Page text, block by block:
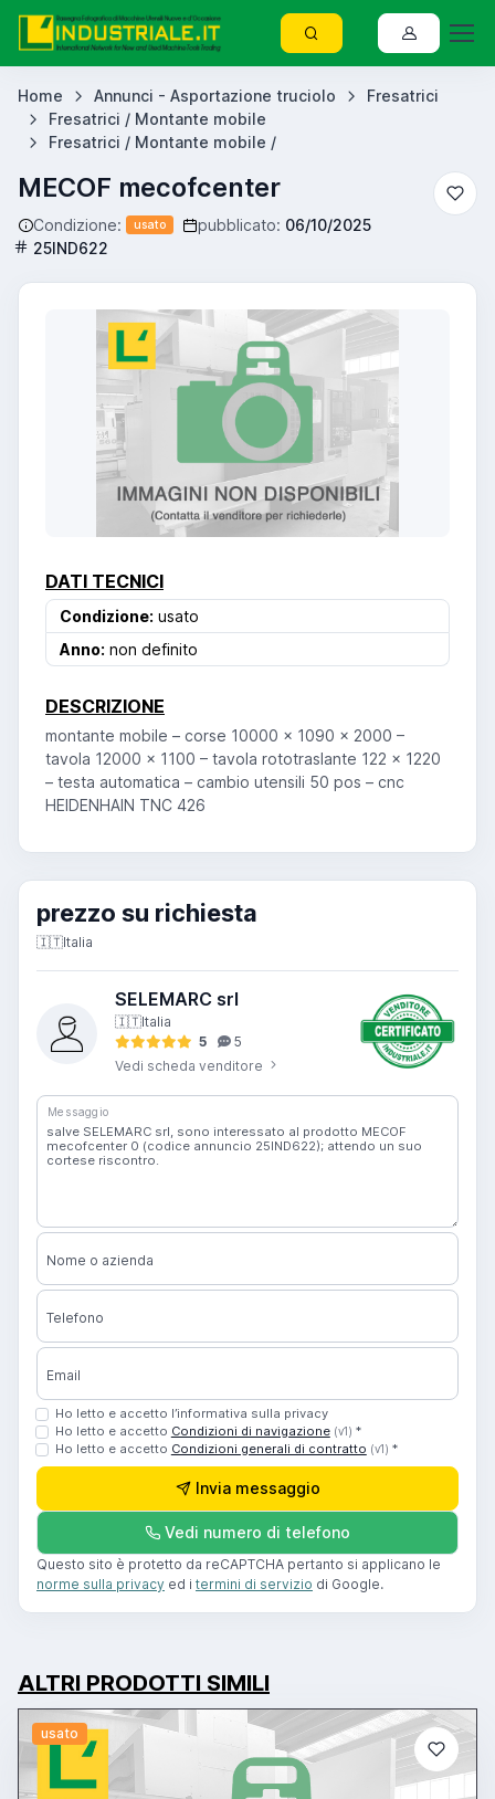
Home Annunci - Asportazione truciolo
Fresatrici
Fresatrici / Montante mobile
Fresatrici / Montante mobile /
MECOF mecofcenter
Condizione: usato pubblicato: 06/10/2025
25IND622
DATI TECNICI
Condizione: usato
Anno: non definito
DESCRIZIONE
montante mobile – corse 10000 x 1090 x 2000 –
tavola 12000 x 1100 – tavola rototraslante 122 x 1220
– testa automatica – cambio utensili 50 pos – cnc
HEIDENHAIN TNC 426
prezzo su richiesta
🇮🇹Italia
SELEMARC srl
🇮🇹Italia
5
5
Vedi scheda venditore
Messaggio
Nome o azienda
Telefono
Email
Ho letto e accetto l’informativa sulla privacy
Ho letto e accetto Condizioni di navigazione (v1) *
Ho letto e accetto Condizioni generali di contratto (v1) *
Invia messaggio
Vedi numero di telefono
Questo sito è protetto da reCAPTCHA pertanto si applicano le
norme sulla privacy ed i termini di servizio di Google.
ALTRI PRODOTTI SIMILI
usato